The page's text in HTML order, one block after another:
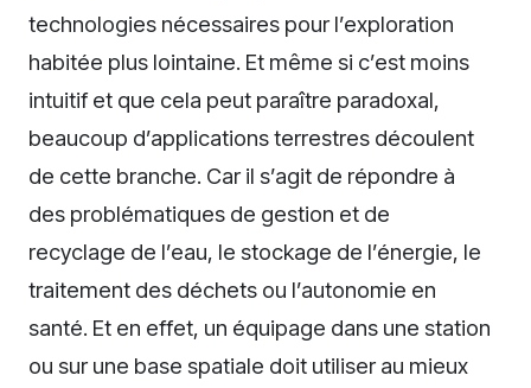
technologies nécessaires pour l’exploration
habitée plus lointaine. Et même si c’est moins
intuitif et que cela peut paraître paradoxal,
beaucoup d’applications terrestres découlent
de cette branche. Car il s’agit de répondre à
des problématiques de gestion et de
recyclage de l’eau, le stockage de l’énergie, le
traitement des déchets ou l’autonomie en
santé. Et en effet, un équipage dans une station
ou sur une base spatiale doit utiliser au mieux